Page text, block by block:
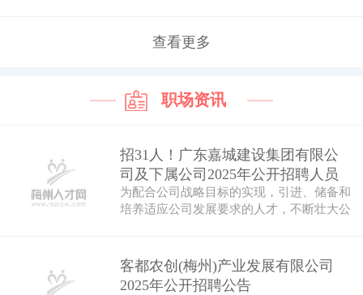
查看更多
职场资讯
招31人！广东嘉城建设集团有限公
司及下属公司2025年公开招聘人员
公告
为配合公司战略目标的实现，引进、储备和
培养适应公司发展要求的人才，不断壮大公
客都农创(梅州)产业发展有限公司
2025年公开招聘公告